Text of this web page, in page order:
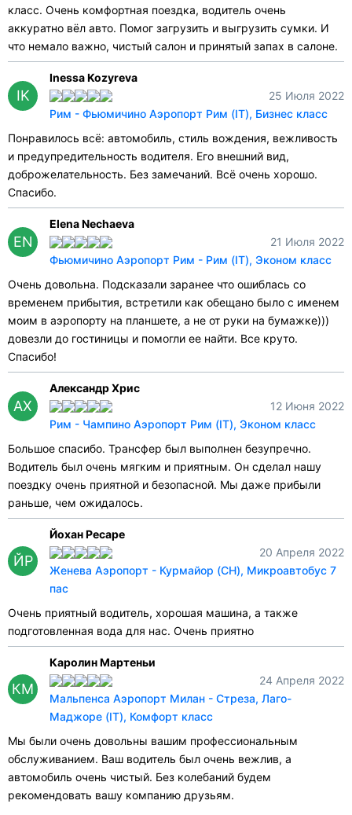
класс. Очень комфортная поездка, водитель очень
аккуратно вёл авто. Помог загрузить и выгрузить сумки. И
что немало важно, чистый салон и принятый запах в салоне.
IK
Inessa Kozyreva
25 Июля 2022
Рим - Фьюмичино Аэропорт Рим (IT), Бизнес класс
Понравилось всё: автомобиль, стиль вождения, вежливость
и предупредительность водителя. Его внешний вид,
доброжелательность. Без замечаний. Всё очень хорошо.
Спасибо.
EN
Elena Nechaeva
21 Июля 2022
Фьюмичино Аэропорт Рим - Рим (IT), Эконом класс
Очень довольна. Подсказали заранее что ошиблась со
временем прибытия, встретили как обещано было с именем
моим в аэропорту на планшете, а не от руки на бумажке)))
довезли до гостиницы и помогли ее найти. Все круто.
Спасибо!
АХ
Александр Хрис
12 Июня 2022
Рим - Чампино Аэропорт Рим (IT), Эконом класс
Большое спасибо. Трансфер был выполнен безупречно.
Водитель был очень мягким и приятным. Он сделал нашу
поездку очень приятной и безопасной. Мы даже прибыли
раньше, чем ожидалось.
ЙР
Йохан Ресаре
20 Апреля 2022
Женева Аэропорт - Курмайор (CH), Микроавтобус 7
пас
Очень приятный водитель, хорошая машина, а также
подготовленная вода для нас. Очень приятно
КМ
Каролин Мартеньи
24 Апреля 2022
Мальпенса Аэропорт Милан - Стреза, Лаго-
Маджоре (IT), Комфорт класс
Мы были очень довольны вашим профессиональным
обслуживанием. Ваш водитель был очень вежлив, а
автомобиль очень чистый. Без колебаний будем
рекомендовать вашу компанию друзьям.